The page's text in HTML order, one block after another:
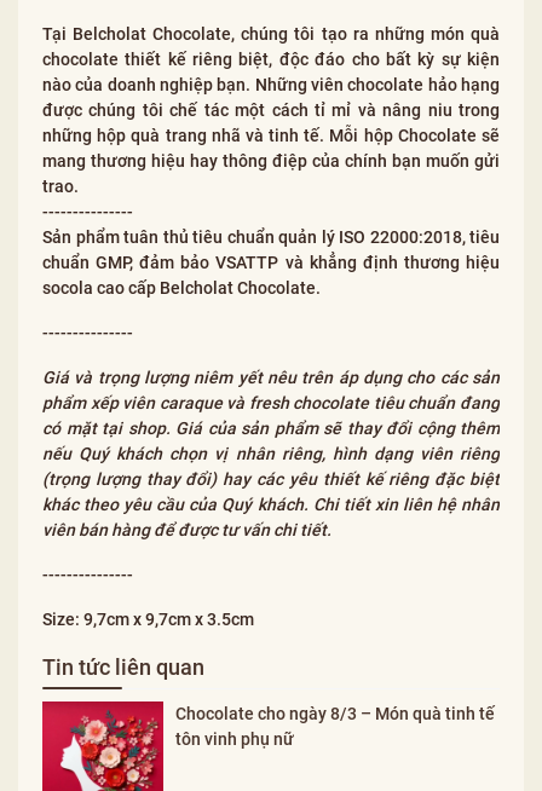
Tại Belcholat Chocolate, chúng tôi tạo ra những món quà
chocolate thiết kế riêng biệt, độc đáo cho bất kỳ sự kiện
nào của doanh nghiệp bạn. Những viên chocolate hảo hạng
được chúng tôi chế tác một cách tỉ mỉ và nâng niu trong
những hộp quà trang nhã và tinh tế. Mỗi hộp Chocolate sẽ
mang thương hiệu hay thông điệp của chính bạn muốn gửi
trao.
---------------
Sản phẩm tuân thủ tiêu chuẩn quản lý ISO 22000:2018, tiêu
chuẩn GMP, đảm bảo VSATTP và khẳng định thương hiệu
socola cao cấp Belcholat Chocolate.
---------------
Giá và trọng lượng niêm yết nêu trên áp dụng cho các sản
phẩm xếp viên caraque và fresh chocolate tiêu chuẩn đang
có mặt tại shop. Giá của sản phẩm sẽ thay đổi cộng thêm
nếu Quý khách chọn vị nhân riêng, hình dạng viên riêng
(trọng lượng thay đổi) hay các yêu thiết kế riêng đặc biệt
khác theo yêu cầu của Quý khách. Chi tiết xin liên hệ nhân
viên bán hàng để được tư vấn chi tiết.
---------------
Size: 9,7cm x 9,7cm x 3.5cm
Tin tức liên quan
Chocolate cho ngày 8/3 – Món quà tinh tế
tôn vinh phụ nữ